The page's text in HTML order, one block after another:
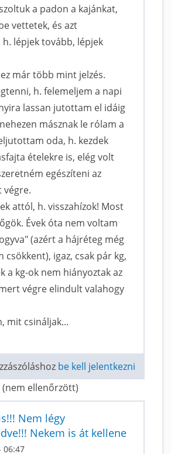
a padon a kajánkat,
vettetek, és azt
lépjek tovább, lépjek
már több mint jelzés.
h. felemeljem a napi
lassan jutottam el idáig
másznak le rólam a
oda, h. kezdek
ételekre is, elég volt
egészíteni az
végre.
attól, h. visszahízok! Most
Évek óta nem voltam
(azért a hájréteg még
csökkent), igaz, csak pár kg,
a kg-ok nem hiányoztak az
végre elindult valahogy
mit csináljak...
be kell jelentkezni
ellenőrzött)
Nem légy
Nekem is át kellene
06:47